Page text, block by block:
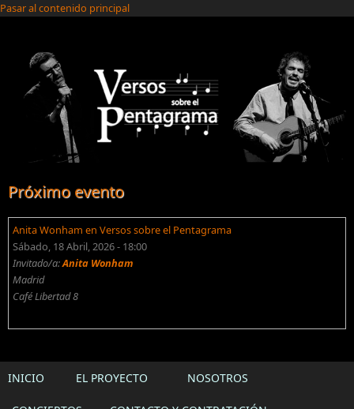
Pasar al contenido principal
Próximo evento
Anita Wonham en Versos sobre el Pentagrama
Sábado, 18 Abril, 2026 - 18:00
Invitado/a:Anita Wonham
Madrid
Café Libertad 8
INICIO EL PROYECTO NOSOTROS